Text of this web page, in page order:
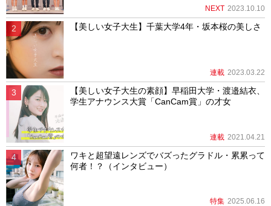
NEXT 2023.10.10
【美しい女子大生】千葉大学4年・坂本桜の美しさ
連載 2023.03.22
【美しい女子大生の素顔】早稲田大学・渡邉結衣、
学生アナウンス大賞「CanCam賞」の才女
連載 2021.04.21
ワキと超望遠レンズでバズったグラドル・累累って
何者！？（インタビュー）
特集 2025.06.16